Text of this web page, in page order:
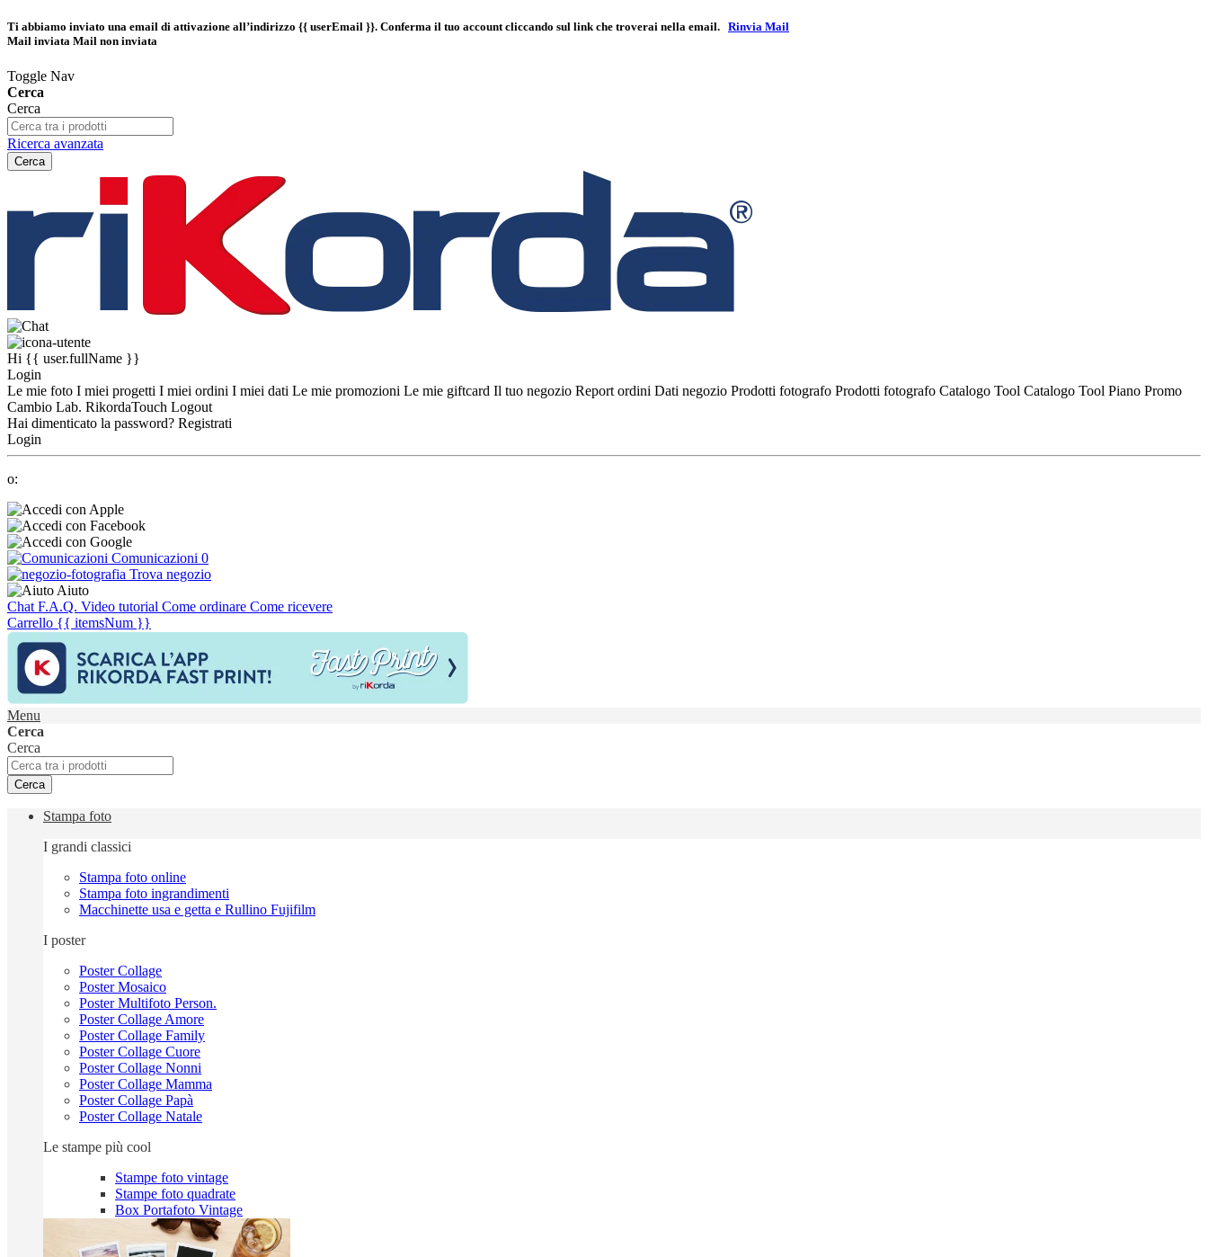
Ti abbiamo inviato una email di attivazione all’indirizzo {{ userEmail }}. Conferma il tuo account cliccando sul link che troverai nella email. Rinvia Mail
Mail inviata Mail non inviata
Toggle Nav
Cerca
Cerca
Ricerca avanzata
Cerca
Hi {{ user.fullName }}
Login
Le mie foto I miei progetti I miei ordini I miei dati Le mie promozioni Le mie giftcard Il tuo negozio Report ordini Dati negozio Prodotti fotografo Prodotti fotografo Catalogo Tool Catalogo Tool Piano Promo
Cambio Lab. RikordaTouch Logout
Hai dimenticato la password? Registrati
Login
o:
Comunicazioni 0
Trova negozio
Aiuto
Chat F.A.Q. Video tutorial Come ordinare Come ricevere
Carrello {{ itemsNum }}
Menu
Cerca
Cerca
Cerca
Stampa foto
I grandi classici
Stampa foto online
Stampa foto ingrandimenti
Macchinette usa e getta e Rullino Fujifilm
I poster
Poster Collage
Poster Mosaico
Poster Multifoto Person.
Poster Collage Amore
Poster Collage Family
Poster Collage Cuore
Poster Collage Nonni
Poster Collage Mamma
Poster Collage Papà
Poster Collage Natale
Le stampe più cool
Stampe foto vintage
Stampe foto quadrate
Box Portafoto Vintage